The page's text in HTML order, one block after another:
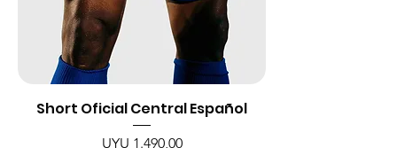
Short Oficial Central Español
Preço
UYU 1.490,00